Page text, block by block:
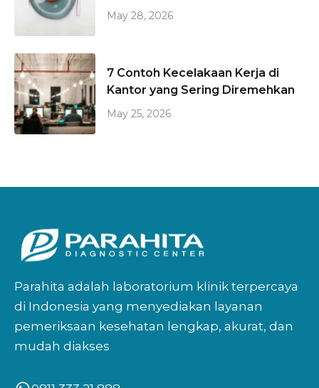
May 28, 2026
7 Contoh Kecelakaan Kerja di
Kantor yang Sering Diremehkan
May 25, 2026
Parahita adalah laboratorium klinik terpercaya
di Indonesia yang menyediakan layanan
pemeriksaan kesehatan lengkap, akurat, dan
mudah diakses